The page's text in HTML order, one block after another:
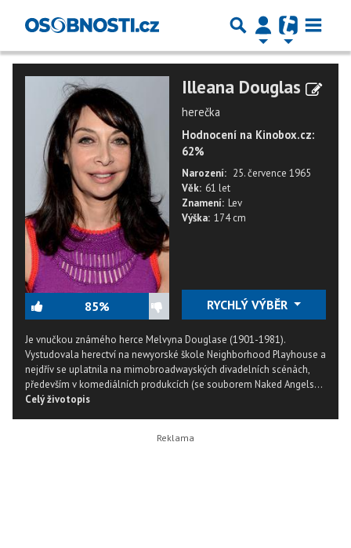
85%
Illeana Douglas
herečka
Hodnocení na Kinobox.cz:
62%
Narození: 25. července 1965
Věk: 61 let
Znamení: Lev
Výška: 174 cm
RYCHLÝ VÝBĚR
Je vnučkou známého herce Melvyna Douglase (1901-1981).
Vystudovala herectví na newyorské škole Neighborhood Playhouse a
nejdřív se uplatnila na mimobroadwayských divadelních scénách,
především v komediálních produkcích (se souborem Naked Angels...
Celý životopis